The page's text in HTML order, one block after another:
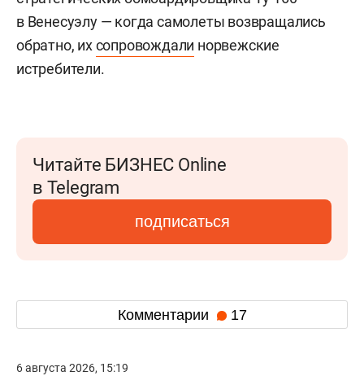
в Венесуэлу — когда самолеты возвращались
обратно, ихсопровождали норвежские
истребители.
Читайте БИЗНЕС Online
в Telegram
подписаться
Комментарии 17
6 августа 2026, 15:19